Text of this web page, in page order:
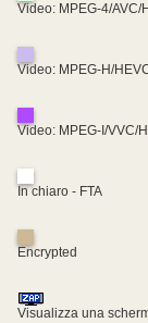
Video: MPEG-4/AVC/
Video: MPEG-H/
Video: MPEG-I/VVC/
In chiaro - FTA
Encrypted
Visualizza una